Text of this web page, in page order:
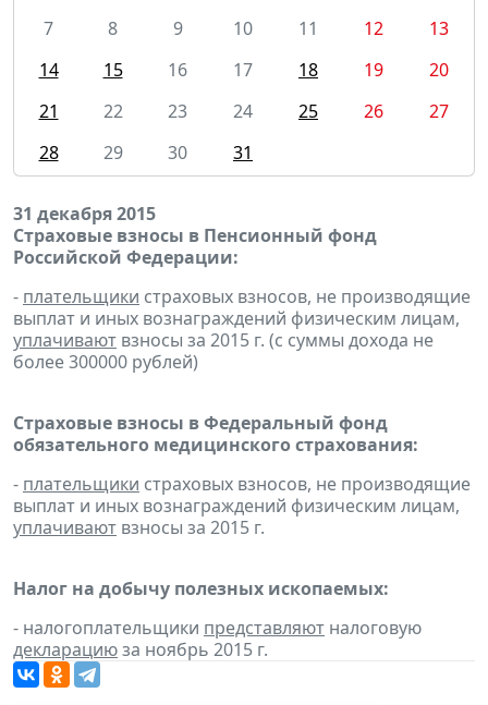
7
8 9 10 11 12
13
14
15 16 17 18 19
20
21
22 23 24 25 26
27
28
29 30 31
31 декабря 2015
Страховые взносы в Пенсионный фонд
Российской Федерации:
- плательщики страховых взносов, не производящие
выплат и иных вознаграждений физическим лицам,
уплачивают взносы за 2015 г. (с суммы дохода не
более 300000 рублей)
Страховые взносы в Федеральный фонд
обязательного медицинского страхования:
- плательщики страховых взносов, не производящие
выплат и иных вознаграждений физическим лицам,
уплачивают взносы за 2015 г.
Налог на добычу полезных ископаемых:
- налогоплательщики представляют налоговую
декларациюза ноябрь 2015 г.